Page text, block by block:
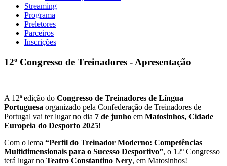
Streaming
Programa
Preletores
Parceiros
Inscrições
12º Congresso de Treinadores - Apresentação
A 12ª edição do Congresso de Treinadores de Língua
Portuguesa organizado pela Confederação de Treinadores de
Portugal vai ter lugar no dia 7 de junho em Matosinhos, Cidade
Europeia do Desporto 2025!
Com o lema “Perfil do Treinador Moderno: Competências
Multidimensionais para o Sucesso Desportivo”, o 12º Congresso
terá lugar no Teatro Constantino Nery, em Matosinhos!